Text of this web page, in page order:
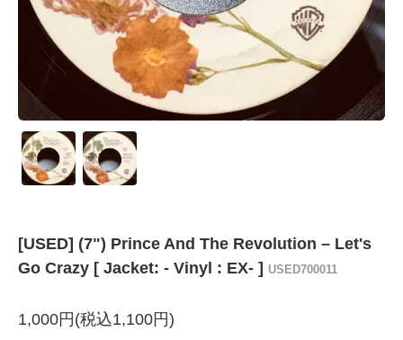
[USED] (7") Prince And The Revolution ‎– Let's
Go Crazy [ Jacket: - Vinyl : EX- ] USED700011
1,000円(税込1,100円)